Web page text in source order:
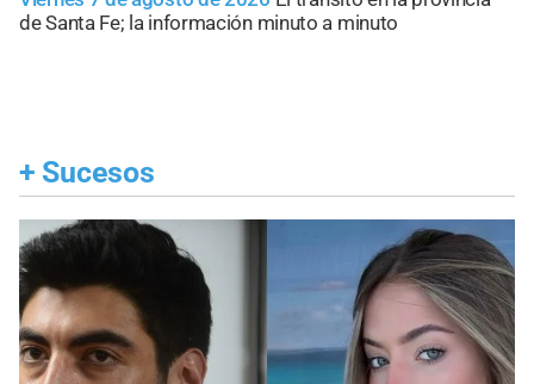
de Santa Fe; la información minuto a minuto
+ Sucesos